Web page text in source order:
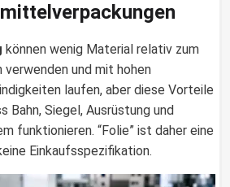
können wenig Material relativ zum
und mit hohen
laufen, aber diese Vorteile
Bahn, Siegel, Ausrüstung und
funktionieren. “Folie” ist daher eine
Einkaufsspezifikation.